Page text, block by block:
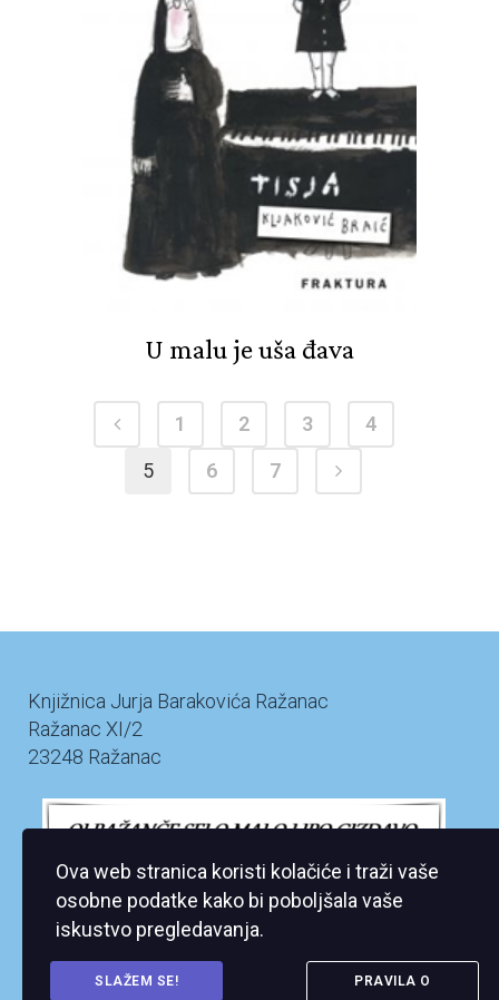
U malu je uša đava
1 2 3
4
5
6 7
Knjižnica Jurja Barakovića Ražanac
Ražanac XI/2
23248 Ražanac
Ova web stranica koristi kolačiće i traži vaše
osobne podatke kako bi poboljšala vaše
iskustvo pregledavanja.
SLAŽEM SE! PRAVILA O